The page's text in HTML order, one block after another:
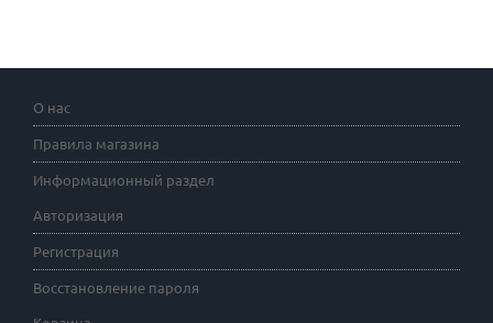
О нас
Правила магазина
Информационный раздел
Авторизация
Регистрация
Восстановление пароля